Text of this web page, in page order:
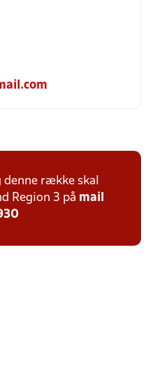
række skal
Region 3 på mail